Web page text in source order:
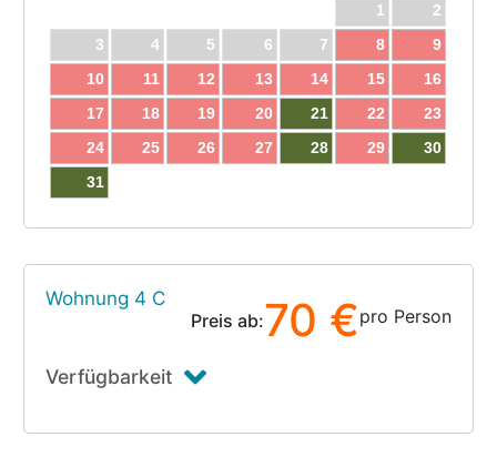
1
2
3
4 5 6 7 8
9
10
11 12 13 14 15
16
17
18 19 20 21 22
23
24
25 26 27 28 29
30
31
Wohnung 4 C
Preis ab:70 €pro Person
Verfügbarkeit